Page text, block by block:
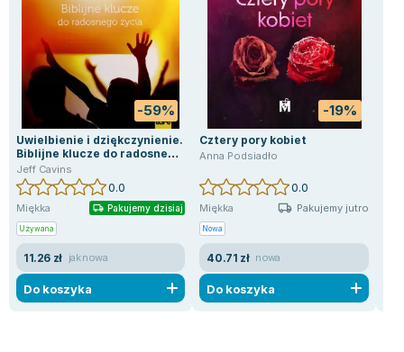
-59%
Uwielbienie i dziękczynienie.
Biblijne klucze do radosnego
życia
Jeff Cavins
0.0
Miękka Pakujemy dzisiaj
Używana
11.26 zł jak nowa
Do koszyka
-19%
Cztery pory kobiet
Anna Podsiadło
0.0
Miękka Pakujemy jutro
Nowa
40.71 zł nowa
Do koszyka